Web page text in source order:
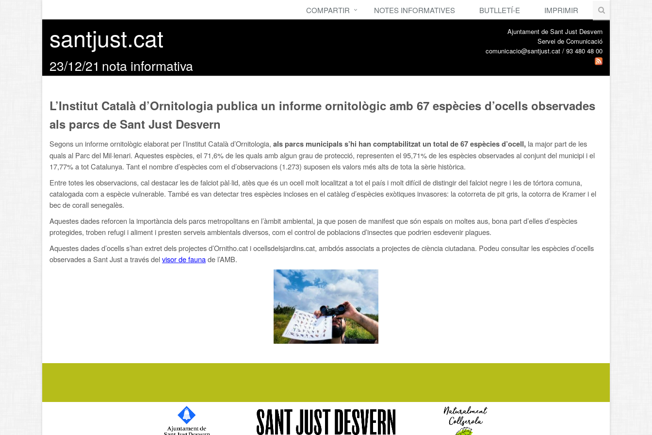
COMPARTIR NOTES INFORMATIVES BUTLLETÍ-E IMPRIMIR
santjust.cat
23/12/21 nota informativa
Ajuntament de Sant Just Desvern
Servei de Comunicació
comunicacio@santjust.cat / 93 480 48 00
L’Institut Català d’Ornitologia publica un informe ornitològic amb 67 espècies d’ocells observades
als parcs de Sant Just Desvern
Segons un informe ornitològic elaborat per l’Institut Català d’Ornitologia, als parcs municipals s’hi han comptabilitzat un total de 67 espècies d’ocell, la major part de les
quals al Parc del Mil·lenari. Aquestes espècies, el 71,6% de les quals amb algun grau de protecció, representen el 95,71% de les espècies observades al conjunt del municipi i el
17,77% a tot Catalunya. Tant el nombre d’espècies com el d’observacions (1.273) suposen els valors més alts de tota la sèrie històrica.
Entre totes les observacions, cal destacar les de falciot pàl·lid, atès que és un ocell molt localitzat a tot el país i molt difícil de distingir del falciot negre i les de tórtora comuna,
catalogada com a espècie vulnerable. També es van detectar tres espècies incloses en el catàleg d’espècies exòtiques invasores: la cotorreta de pit gris, la cotorra de Kramer i el
bec de corall senegalès.
Aquestes dades reforcen la importància dels parcs metropolitans en l’àmbit ambiental, ja que posen de manifest que són espais on moltes aus, bona part d’elles d’espècies
protegides, troben refugi i aliment i presten serveis ambientals diversos, com el control de poblacions d’insectes que podrien esdevenir plagues.
Aquestes dades d’ocells s’han extret dels projectes d’Ornitho.cat i ocellsdelsjardins.cat, ambdós associats a projectes de ciència ciutadana. Podeu consultar les espècies d’ocells
observades a Sant Just a través delvisor de faunade l’AMB.